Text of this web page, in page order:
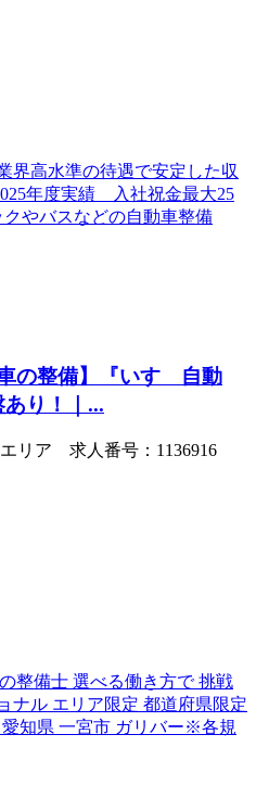
の整備】『いすゞ自動
り！｜...
リア 求人番号：1136916